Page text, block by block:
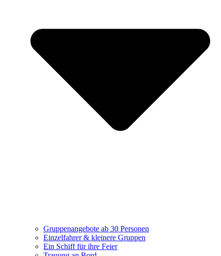
Gruppenangebote ab 30 Personen
Einzelfahrer & kleinere Gruppen
Ein Schiff für ihre Feier